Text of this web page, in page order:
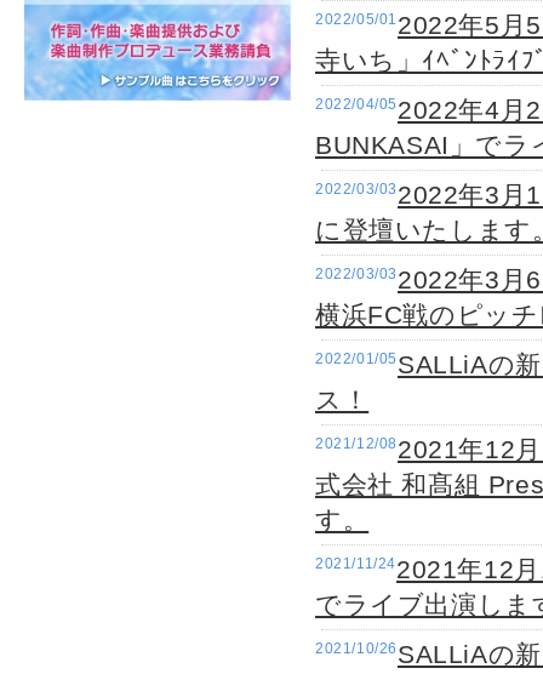
2022/05/01 2022年5月
寺いち」ｲﾍﾞﾝﾄﾗｲ
2022/04/05 2022年4月
BUNKASAI」で
2022/03/03 2022年3月
に登壇いたします
2022/03/03 2022年3月
横浜FC戦のピッ
2022/01/05 SALLiAの
ス！
2021/12/08 2021年12
式会社 和髙組
す。
2021/11/242021年12
でライブ出演しま
2021/10/26 SALLiAの